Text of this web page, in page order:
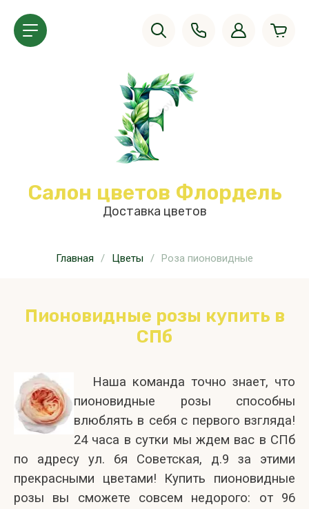
Салон цветов Флордель
Доставка цветов
Главная / Цветы / Роза пионовидные
Пионовидные розы купить в
СПб
Наша команда точно знает, что
пионовидные розы способны
влюблять в себя с первого взгляда!
24 часа в сутки мы ждем вас в СПб
по адресу ул. 6я Советская, д.9 за этими
прекрасными цветами! Купить пионовидные
розы вы сможете совсем недорого: от 96